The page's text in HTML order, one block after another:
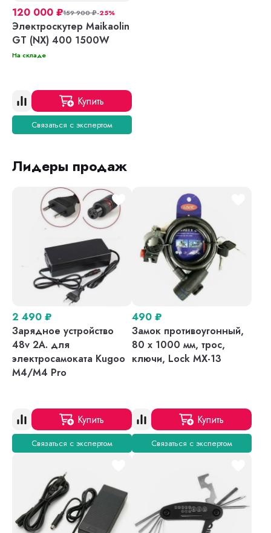
120 000 ₽159 900₽-25%
Электроскутер Maikaolin
GT (NX) 400 1500W
На складе
Купить
Связаться с экспертом
Лидеры продаж
2 490 ₽
Зарядное устройство
48v 2A. для
электросамоката Kugoo
M4/M4 Pro
Купить
Связаться с экспертом
490 ₽
Замок противоугонный,
80 х 1000 мм, трос,
ключи, Lock MX-13
Купить
Связаться с экспертом